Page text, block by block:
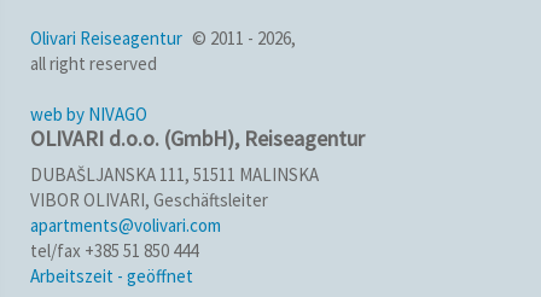
Olivari Reiseagentur © 2011 - 2026,
all right reserved
web by NIVAGO
OLIVARI d.o.o. (GmbH), Reiseagentur
DUBAŠLJANSKA 111, 51511 MALINSKA
VIBOR OLIVARI, Geschäftsleiter
apartments@volivari.com
tel/fax +385 51 850 444
Arbeitszeit - geöffnet